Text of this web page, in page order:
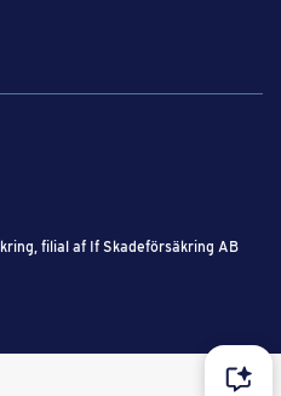
filial af If Skadeförsäkring AB